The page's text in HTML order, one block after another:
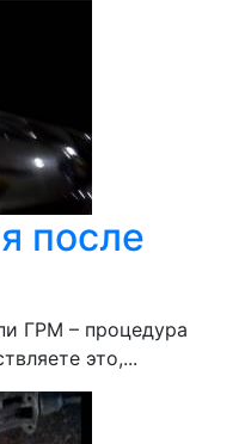
после
ГРМ – процедура
это,...